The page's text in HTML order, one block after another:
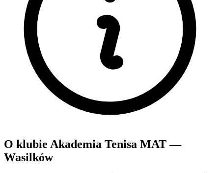
O klubie Akademia Tenisa MAT —
Wasilków